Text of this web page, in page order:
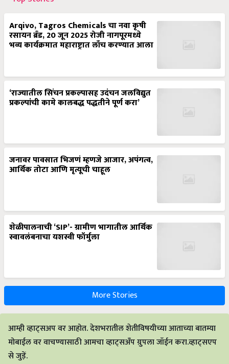
Arqivo, Tagros Chemicals चा नवा कृषी
रसायन ब्रँड, 20 जून 2025 रोजी नागपूरमध्ये
भव्य कार्यक्रमात महाराष्ट्रात लाँच करण्यात आला
‘राज्यातील सिंचन प्रकल्पासह उदंचन जलविद्युत
प्रकल्पांची कामे कालबद्ध पद्धतीने पूर्ण करा’
जनावर पावसात भिजणं म्हणजे आजार, अपंगत्व,
आर्थिक तोटा आणि मृत्यूची चाहूल
शेळीपालनाची ‘SIP’- ग्रामीण भागातील आर्थिक
स्वावलंबनाचा यशस्वी फॉर्मुला
More Stories
आम्ही व्हाट्सअप वर आहोत. देशभरातील शेतीविषयीच्या आताच्या बातम्या
मोबाईल वर वाचण्यासाठी आमचा व्हाट्सअँप ग्रुपला जॉईन करा.व्हाट्सएप
से जुड़ें.